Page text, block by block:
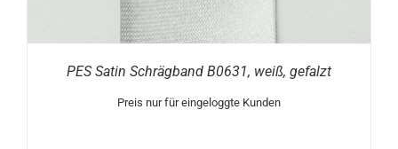
PES Satin Schrägband B0631, weiß, gefalzt
Preis nur für eingeloggte Kunden